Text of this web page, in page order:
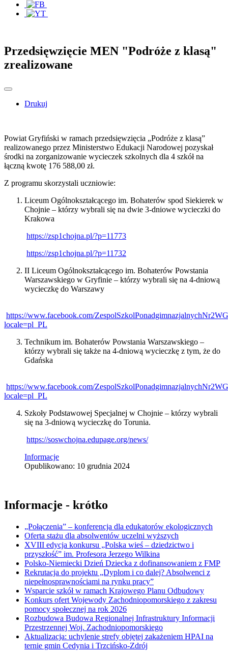
Przedsięwzięcie MEN "Podróże z klasą"
zrealizowane
Drukuj
Powiat Gryfiński w ramach przedsięwzięcia „Podróże z klasą”
realizowanego przez Ministerstwo Edukacji Narodowej pozyskał
środki na zorganizowanie wycieczek szkolnych dla 4 szkół na
łączną kwotę 176 588,00 zł.
Z programu skorzystali uczniowie:
Liceum Ogólnokształcącego im. Bohaterów spod Siekierek w
Chojnie – którzy wybrali się na dwie 3-dniowe wycieczki do
Krakowa
https://zsp1chojna.pl/?p=11773
https://zsp1chojna.pl/?p=11732
II Liceum Ogólnokształcącego im. Bohaterów Powstania
Warszawskiego w Gryfinie – którzy wybrali się na 4-dniową
wycieczkę do Warszawy
https://www.facebook.com/
locale=pl_PL
Technikum im. Bohaterów Powstania Warszawskiego –
którzy wybrali się także na 4-dniową wycieczkę z tym, że do
Gdańska
https://www.facebook.com/
locale=pl_PL
Szkoły Podstawowej Specjalnej w Chojnie – którzy wybrali
się na 3-dniową wycieczkę do Torunia.
https://soswchojna.edupage.org/news/
Informacje
Opublikowano: 10 grudnia 2024
Informacje - krótko
„Połączenia” – konferencja dla edukatorów ekologicznych
Oferta stażu dla absolwentów uczelni wyższych
XVIII edycja konkursu „Polska wieś – dziedzictwo i
przyszłość” im. Profesora Jerzego Wilkina
Polsko-Niemiecki Dzień Dziecka z dofinansowaniem z FMP
Rekrutacja do projektu „Dyplom i co dalej? Absolwenci z
niepełnosprawnościami na rynku pracy”
Wsparcie szkół w ramach Krajowego Planu Odbudowy
Konkurs ofert Wojewody Zachodniopomorskiego z zakresu
pomocy społecznej na rok 2026
Rozbudowa Budowa Regionalnej Infrastruktury Informacji
Przestrzennej Woj. Zachodniopomorskiego
Aktualizacja: uchylenie strefy objętej zakażeniem HPAI na
ternie gmin Cedynia i Trzcińsko-Zdrój